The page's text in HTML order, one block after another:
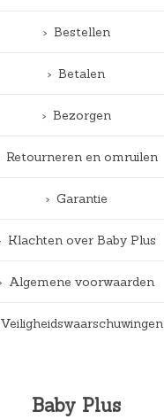
Bestellen
Betalen
Bezorgen
Retourneren en omruilen
Garantie
Klachten over Baby Plus
Algemene voorwaarden
Veiligheidswaarschuwingen
Baby Plus